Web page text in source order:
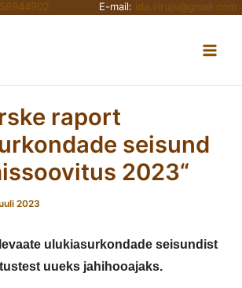
E-mail: ida.virujs@gmail.com
raport
seisund
2023“
2023
ulukiasurkondade seisundist
uueks jahihooajaks.